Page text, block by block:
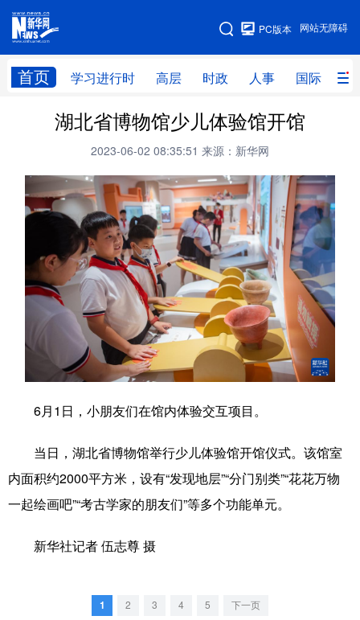
网站无障碍
PC版本
首页 学习进行时 高层 时政 人事 国际 财
网站地图
学习进行时 高层 时政 人事
财经 网评
台湾 思客智库 全球连线 教育
科创 量子 体育
文化 书画 健康 军事
访谈 视频 图片 政务
法律 中央文件 金融 汽车
食品 人居 信息化 数字经济
彩票 娱乐 时尚 悦读
湖北省博物馆少儿体验馆开馆
2023-06-02 08:35:51 来源：新华网
6月1日，小朋友们在馆内体验交互项目。
当日，湖北省博物馆举行少儿体验馆开馆仪式。该馆室
内面积约2000平方米，设有“发现地层”“分门别类”“花花万物
一起绘画吧”“考古学家的朋友们”等多个功能单元。
新华社记者 伍志尊 摄
1 2 3 4 5 下一页